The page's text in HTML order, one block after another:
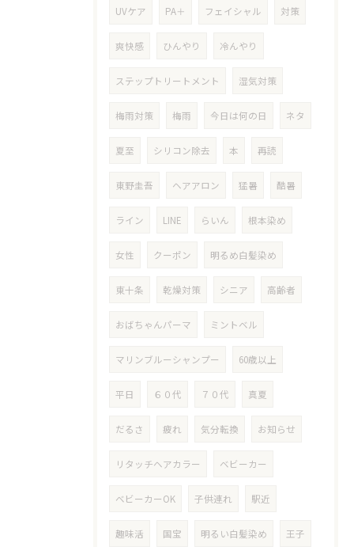
UVケア PA＋ フェイシャル 対策
爽快感 ひんやり 冷んやり
ステップトリートメント 湿気対策
梅雨対策 梅雨 今日は何の日 ネタ
夏至 シリコン除去 本 再読
東野圭吾 ヘアアロン 猛暑 酷暑
ライン LINE らいん 根本染め
女性 クーポン 明るめ白髪染め
東十条 乾燥対策 シニア 高齢者
おばちゃんパーマ ミントベル
マリンブルーシャンプー 60歳以上
平日 ６０代 ７０代 真夏
だるさ 疲れ 気分転換 お知らせ
リタッチヘアカラー ベビーカー
ベビーカーOK 子供連れ 駅近
趣味活 国宝 明るい白髪染め 王子